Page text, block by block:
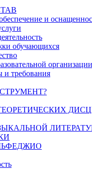
и
обучающихся
организации
и требования